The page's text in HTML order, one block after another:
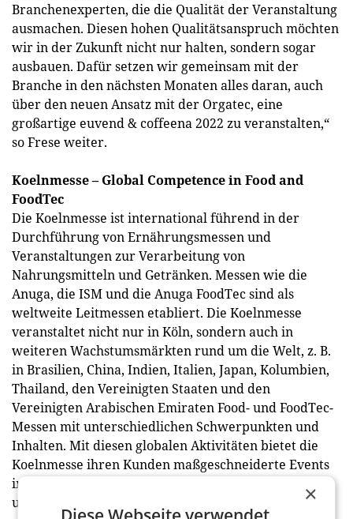
Branchenexperten, die die Qualität der Veranstaltung
ausmachen. Diesen hohen Qualitätsanspruch möchten
wir in der Zukunft nicht nur halten, sondern sogar
ausbauen. Dafür setzen wir gemeinsam mit der
Branche in den nächsten Monaten alles daran, auch
über den neuen Ansatz mit der Orgatec, eine
großartige euvend & coffeena 2022 zu veranstalten,“
so Frese weiter.
Koelnmesse – Global Competence in Food and
FoodTec
Die Koelnmesse ist international führend in der
Durchführung von Ernährungsmessen und
Veranstaltungen zur Verarbeitung von
Nahrungsmitteln und Getränken. Messen wie die
Anuga, die ISM und die Anuga FoodTec sind als
weltweite Leitmessen etabliert. Die Koelnmesse
veranstaltet nicht nur in Köln, sondern auch in
weiteren Wachstumsmärkten rund um die Welt, z. B.
in Brasilien, China, Indien, Italien, Japan, Kolumbien,
Thailand, den Vereinigten Staaten und den
Vereinigten Arabischen Emiraten Food- und FoodTec-
Messen mit unterschiedlichen Schwerpunkten und
Inhalten. Mit diesen globalen Aktivitäten bietet die
Koelnmesse ihren Kunden maßgeschneiderte Events
in unterschiedlichen Märkten, die ein nachhaltiges
und internationales Business garantieren.
×